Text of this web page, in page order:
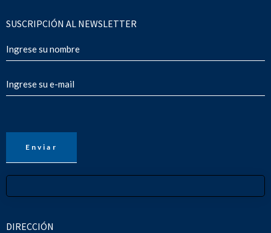
SUSCRIPCIÓN AL NEWSLETTER
DIRECCIÓN